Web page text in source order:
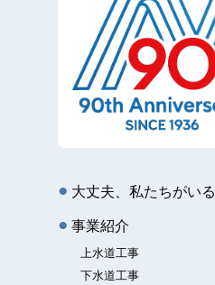
大丈夫、私たちがいる
事業紹介
上水道工事
下水道工事